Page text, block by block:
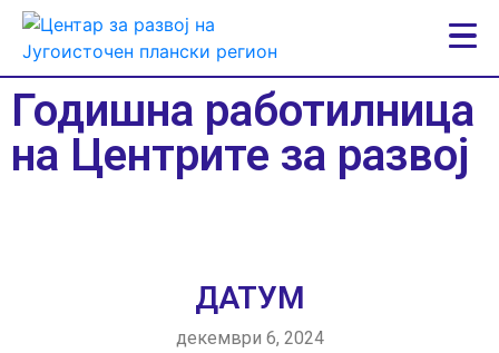
Годишна работилница
на Центрите за развој
ДАТУМ
декември 6, 2024